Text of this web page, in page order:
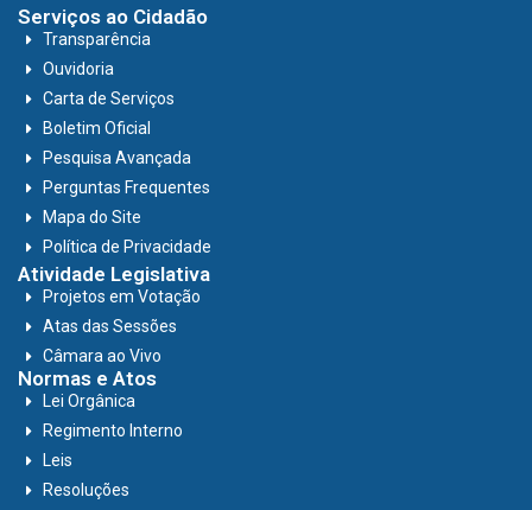
Serviços ao Cidadão
Transparência
Ouvidoria
Carta de Serviços
Boletim Oficial
Pesquisa Avançada
Perguntas Frequentes
Mapa do Site
Política de Privacidade
Atividade Legislativa
Projetos em Votação
Atas das Sessões
Câmara ao Vivo
Normas e Atos
Lei Orgânica
Regimento Interno
Leis
Resoluções